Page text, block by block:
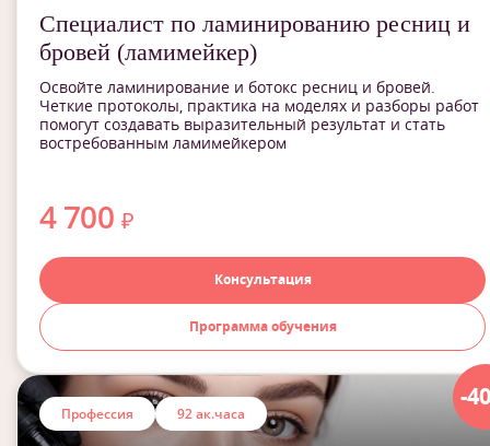
Специалист по ламинированию ресниц и
бровей (ламимейкер)
Освойте ламинирование и ботокс ресниц и бровей.
Четкие протоколы, практика на моделях и разборы работ
помогут создавать выразительный результат и стать
востребованным ламимейкером
4 700 ₽
Консультация
Программа обучения
-
Профессия 92 ак.часа